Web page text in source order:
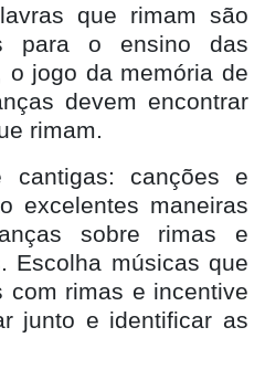
que rimam são
para o ensino das
o jogo da memória de
devem encontrar
rimam.
cantigas: canções e
excelentes maneiras
sobre rimas e
Escolha músicas que
com rimas e incentive
junto e identificar as